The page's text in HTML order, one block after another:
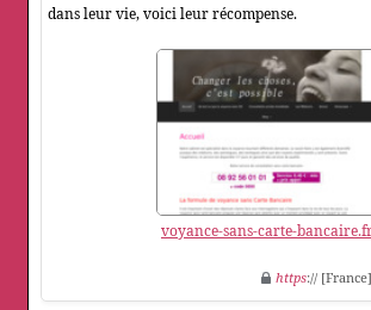
dans leur vie, voici leur récompense.
voyance-sans-carte-
https://